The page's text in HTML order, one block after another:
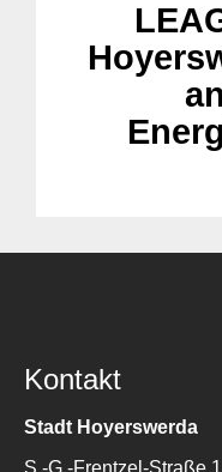
Kontakt
Stadt Hoyerswerda
S.-G.-Frentzel-Straße 1